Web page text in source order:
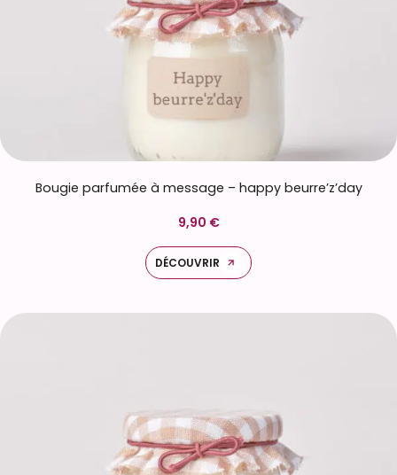
Bougie parfumée à message – happy beurre’z’day
9,90 €
DÉCOUVRIR